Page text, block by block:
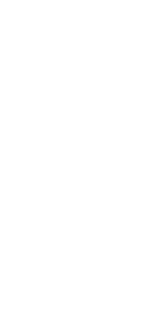
bảo an toàn và hiệu quả